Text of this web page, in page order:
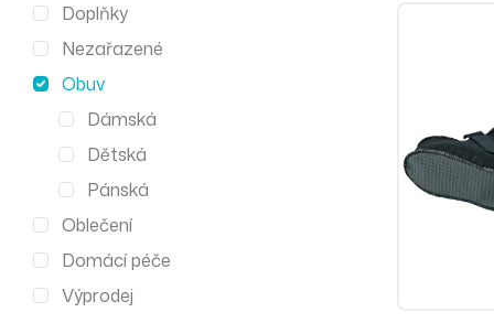
Doplňky
Nezařazené
Obuv
Dámská
Dětská
Pánská
Oblečení
Domácí péče
Výprodej